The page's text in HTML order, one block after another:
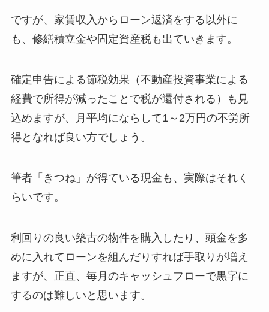
ですが、家賃収入からローン返済をする以外に
も、修繕積立金や固定資産税も出ていきます。
確定申告による節税効果（不動産投資事業による
経費で所得が減ったことで税が還付される）も見
込めますが、月平均にならして1～2万円の不労所
得となれば良い方でしょう。
筆者「きつね」が得ている現金も、実際はそれく
らいです。
利回りの良い築古の物件を購入したり、頭金を多
めに入れてローンを組んだりすれば手取りが増え
ますが、正直、毎月のキャッシュフローで黒字に
するのは難しいと思います。